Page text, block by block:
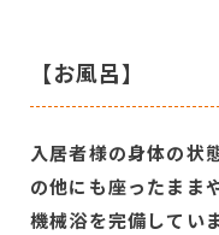
【お風呂】
入居者様の身体の状
の他にも座ったまま
機械浴を完備してい